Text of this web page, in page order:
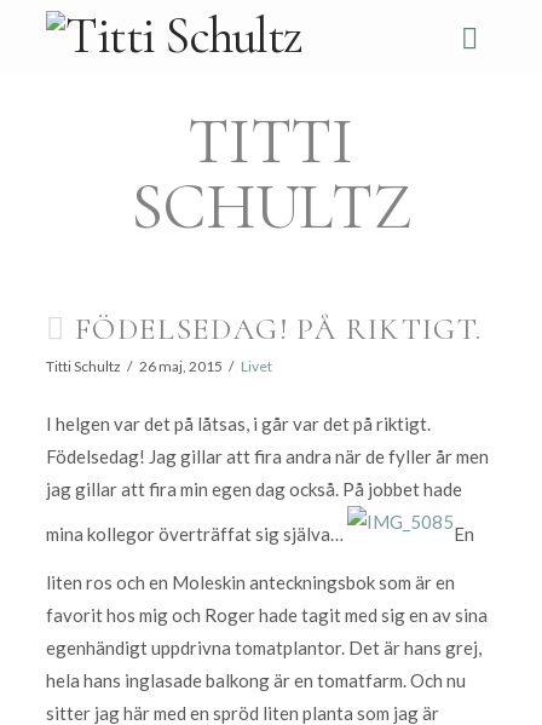
TITTI
SCHULTZ
FÖDELSEDAG! PÅ RIKTIGT.
Titti Schultz 26 maj, 2015 Livet
I helgen var det på låtsas, i går var det på riktigt.
Födelsedag! Jag gillar att fira andra när de fyller år men
jag gillar att fira min egen dag också. På jobbet hade
mina kollegor överträffat sig själva… En
liten ros och en Moleskin anteckningsbok som är en
favorit hos mig och Roger hade tagit med sig en av sina
egenhändigt uppdrivna tomatplantor. Det är hans grej,
hela hans inglasade balkong är en tomatfarm. Och nu
sitter jag här med en spröd liten planta som jag är